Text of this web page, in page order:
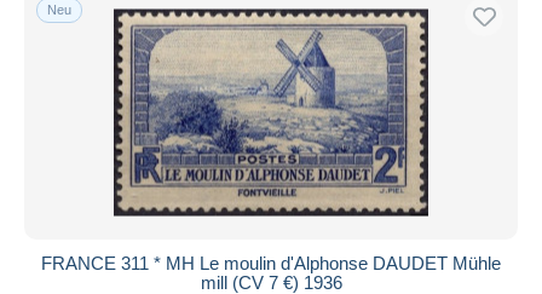
Neu
FRANCE 311 * MH Le moulin d'Alphonse DAUDET Mühle
mill (CV 7 €) 1936